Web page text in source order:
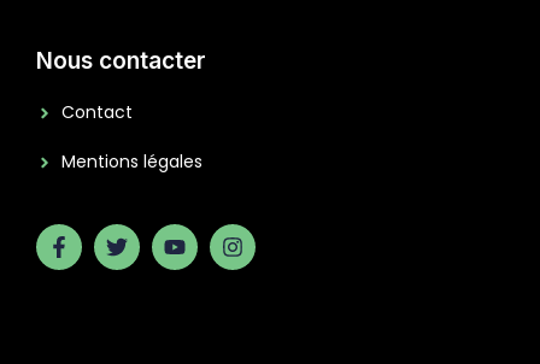
Nous contacter
Contact
Mentions légales